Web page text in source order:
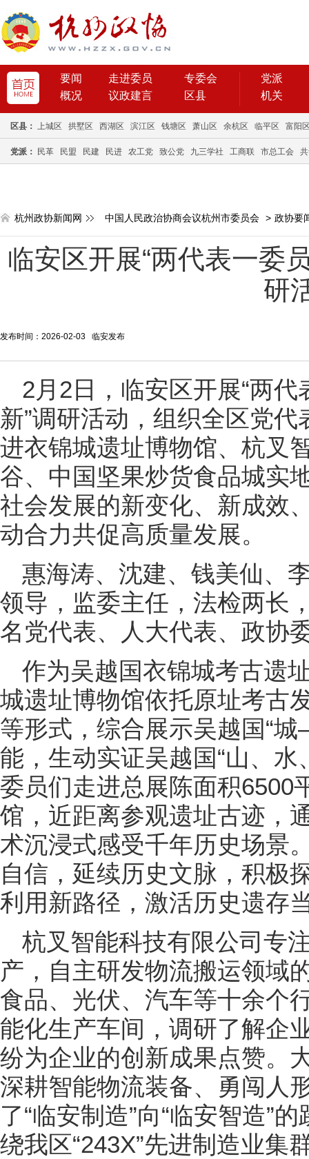
要闻 走进委员
专委会
概况
议政建言 区县
党派
机关
区县： 上城区 拱墅区 西湖区 滨江区 钱塘区 萧山区 余杭区 临平区 富阳
党派： 民革 民盟 民建 民进 农工党 致公党 九三学社 工商联 市总工会
杭州政协新闻网 中国人民政治协商会议杭州市委员会 > 政协要
临安区开展“两代表一委
研
发布时间：2026-02-03 临安发布
2月2日，临安区开展“两
新”调研活动，组织全区党
进衣锦城遗址博物馆、杭叉
谷、中国坚果炒货食品城实
社会发展的新变化、新成效
动合力共促高质量发展。
惠海涛、沈建、钱美仙、
领导，监委主任，法检两长
名党代表、人大代表、政协
作为吴越国衣锦城考古遗
城遗址博物馆依托原址考古
等形式，综合展示吴越国“
能，生动实证吴越国“山、
委员们走进总展陈面积6500
馆，近距离参观遗址古迹，
术沉浸式感受千年历史场景
自信，延续历史文脉，积极
利用新路径，激活历史遗存
杭叉智能科技有限公司专
产，自主研发物流搬运领域
食品、光伏、汽车等十余个
能化生产车间，调研了解企
纷为企业的创新成果点赞。
深耕智能物流装备、勇闯人
了“临安制造”向“临安智造”
绕我区“243X”先进制造业集